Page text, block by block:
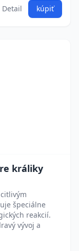
Detail kúpiť
králiky
špeciálne
reakcií.
vývoj a